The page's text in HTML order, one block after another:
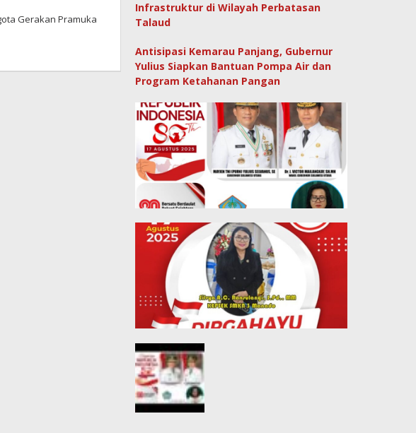
Gerakan Pramuka
Infrastruktur di Wilayah Perbatasan
Talaud
Antisipasi Kemarau Panjang, Gubernur
Yulius Siapkan Bantuan Pompa Air dan
Program Ketahanan Pangan